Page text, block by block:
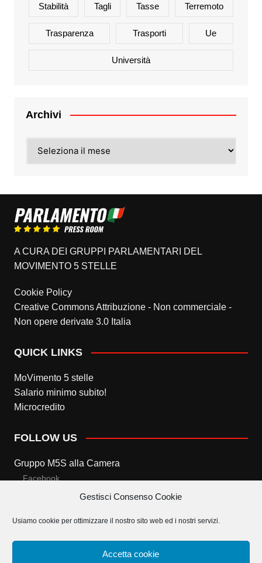
Gestisci Consenso Cookie
Usiamo cookie per ottimizzare il nostro sito web ed i nostri servizi.
Accetta cookie
Stabilità Tagli Tasse Terremoto
Trasparenza Trasporti Ue
Università
Archivi
A CURA DEI GRUPPI PARLAMENTARI DEL
MOVIMENTO 5 STELLE
Cookie Policy
Creative Commons Attribuzione - Non commerciale -
Non opere derivate 3.0 Italia
QUICK LINKS
MoVimento 5 stelle
Salario minimo subito!
Microcredito
FOLLOW US
Gruppo M5S alla Camera
Facebook